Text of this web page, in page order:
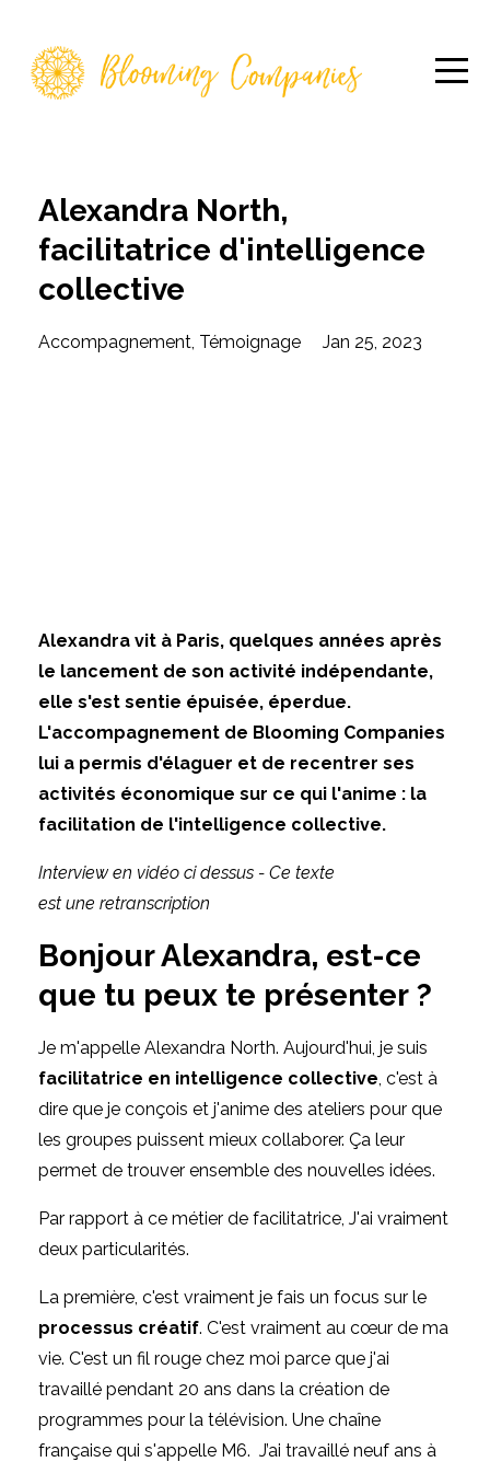
Alexandra North,
facilitatrice d'intelligence
collective
Accompagnement Témoignage Jan 25, 2023
Alexandra vit à Paris, quelques années après
le lancement de son activité indépendante,
elle s'est sentie épuisée, éperdue.
L'accompagnement de Blooming Companies
lui a permis d'élaguer et de recentrer ses
activités économique sur ce qui l'anime : la
facilitation de l'intelligence collective.
Interview en vidéo ci dessus - Ce texte
est une retranscription
Bonjour Alexandra, est-ce
que tu peux te présenter ?
Je m'appelle Alexandra North. Aujourd'hui, je suis
facilitatrice en intelligence collective , c'est à
dire que je conçois et j'anime des ateliers pour que
les groupes puissent mieux collaborer. Ça leur
permet de trouver ensemble des nouvelles idées.
Par rapport à ce métier de facilitatrice, J'ai vraiment
deux particularités.
La première, c'est vraiment je fais un focus sur le
processus créatif. C'est vraiment au cœur de ma
vie. C'est un fil rouge chez moi parce que j'ai
travaillé pendant 20 ans dans la création de
programmes pour la télévision. Une chaîne
française qui s'appelle M6. J’ai travaillé neuf ans à